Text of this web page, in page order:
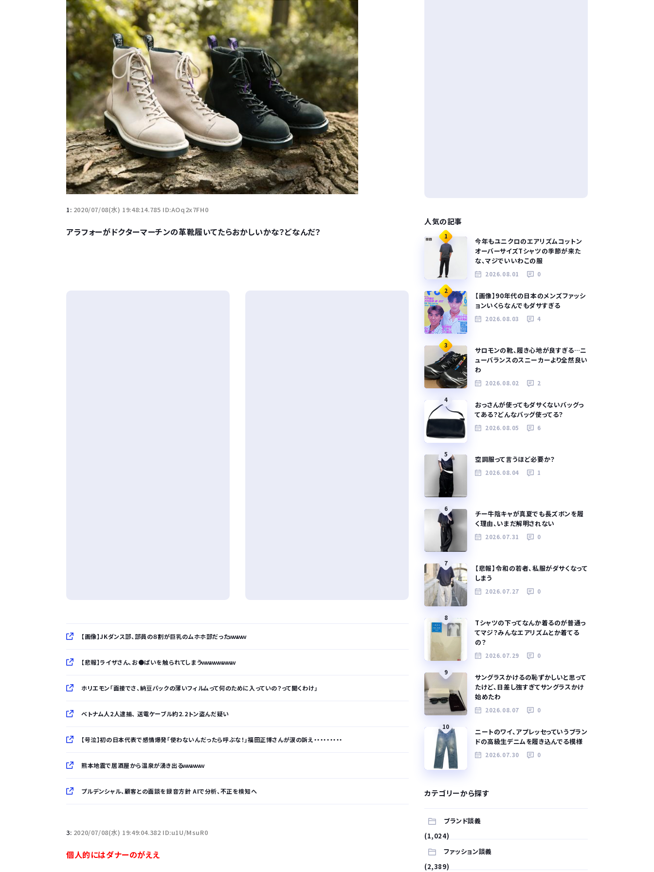
1: 2020/07/08(水) 19:48:14.785 ID:AOq2x7FH0
アラフォーがドクターマーチンの革靴履いてたらおかしいかな？どなんだ？
【画像】JKダンス部、部員の８割が巨乳のムホホ部だったｗｗｗｗ
【悲報】ライザさん、お●ぱいを触られてしまうｗｗｗｗｗｗｗｗ
ホリエモン「面接でさ、納豆パックの薄いフィルムって何のために入っていの？って聞くわけ」
ベトナム人2人逮捕、 送電ケーブル約2.2トン盗んだ疑い
【号泣】初の日本代表で感情爆発「使わないんだったら呼ぶな！」福田正博さんが涙の訴え・・・・・・・・・
熊本地震で居酒屋から温泉が湧き出るｗｗｗｗｗ
プルデンシャル、顧客との面談を録音方針 AIで分析、不正を検知へ
3: 2020/07/08(水) 19:49:04.382 ID:u1U/MsuR0
個人的にはダナーのがええ
人気の記事
1
今年もユニクロのエアリズムコットン
オーバーサイズTシャツの季節が来た
な、マジでいいわこの服
2026.08.01 0
2
【画像】90年代の日本のメンズファッシ
ョンいくらなんでもダサすぎる
2026.08.03 4
3
サロモンの靴、履き心地が良すぎる…ニ
ューバランスのスニーカーより全然良い
わ
2026.08.02 2
4
おっさんが使ってもダサくないバッグっ
てある？どんなバッグ使ってる？
2026.08.05 6
5
空調服って言うほど必要か？
2026.08.04 1
6
チー牛陰キャが真夏でも長ズボンを履
く理由、いまだ解明されない
2026.07.31 0
7
【悲報】令和の若者、私服がダサくなって
しまう
2026.07.27 0
8
Tシャツの下ってなんか着るのが普通っ
てマジ？みんなエアリズムとか着てる
の？
2026.07.29 0
9
サングラスかけるの恥ずかしいと思って
たけど、日差し強すぎてサングラスかけ
始めたわ
2026.08.07 0
10
ニートのワイ、アプレッセっていうブラン
ドの高級生デニムを履き込んでる模様
2026.07.30 0
カテゴリーから探す
ブランド談義
(1,024)
ファッション談義
(2,389)